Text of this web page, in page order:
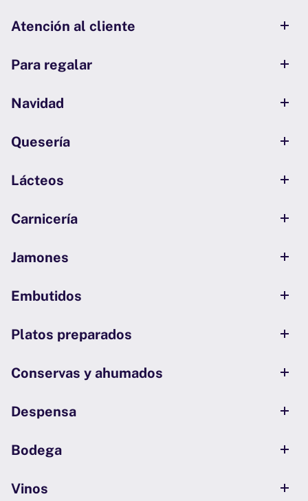
Atención al cliente
Para regalar
Navidad
Quesería
Lácteos
Carnicería
Jamones
Embutidos
Platos preparados
Conservas y ahumados
Despensa
Bodega
Vinos